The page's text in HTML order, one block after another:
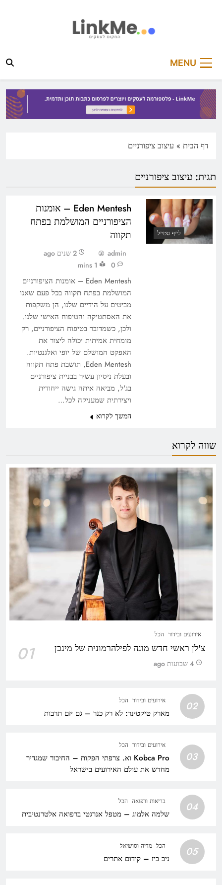
MENU
דף הבית » עיצוב ציפורניים
תגית: עיצוב ציפורניים
לייף סטייל
Eden Mentesh – אומנות
הציפורניים המושלמת בפתח
תקווה
admin
2 שנים ago
0
1 mins
Eden Mentesh – אומנות הציפורניים
המושלמת בפתח תקווה בכל פעם שאנו
מביטים על הידיים שלנו, הן משקפות
את האסתטיקה והטיפוח האישי שלנו.
ולכן, כשמדובר בטיפוח הציפורניים, רק
מומחית אמיתית יכולה ליצור את
האפקט המושלם של יופי ואלגנטיות.
Eden Mentesh, תושבת פתח תקווה
ובעלת ניסיון עשיר בבניית ציפורניים
בג'ל, מביאה איתה גישה ייחודית
ויצירתית שמעניקה לכל…
המשך לקרוא
שווה לקרוא
אירועים ובידור הכל
צ'לן ראשי חדש מונה לפילהרמונית של מינכן 01 4 שבועות ago
02 אירועים ובידור הכל
מארק טיקטינר: לא רק כנר – גם יזם תרבות
03
אירועים ובידור הכל
Kobca Pro וא. צרפתי הפקות – החיבור שמגדיר
מחדש את עולם האירועים בישראל
04 בריאות ורפואה הכל
שלמה אלמוג – מטפל אנרגטי ברפואה אלטרנטיבית
05 הכל מדיה וסושיאל
ניב ביז – קידום אתרים